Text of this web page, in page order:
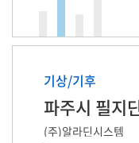
기상/기후
(주)알라딘시스템